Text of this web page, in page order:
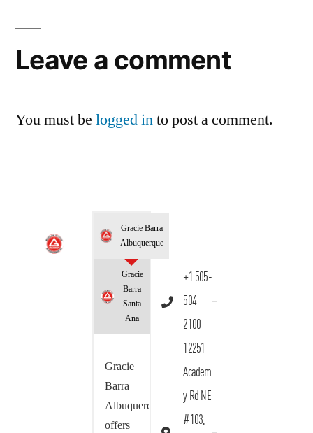
Leave a comment
You must be logged into post a comment.
Gracie Barra
Albuquerque
Gracie
Barra
Santa
Ana
Gracie
Barra
Albuquerque
offers
+1 505-
504-
2100
12251
Academ
y Rd NE
#103,